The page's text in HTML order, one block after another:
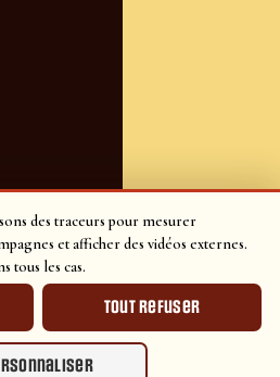
des traceurs pour mesurer
et afficher des vidéos externes.
tous les cas.
Tout refuser